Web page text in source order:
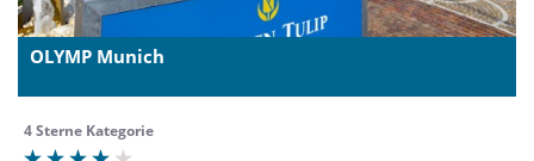
OLYMP Munich
4 Sterne Kategorie